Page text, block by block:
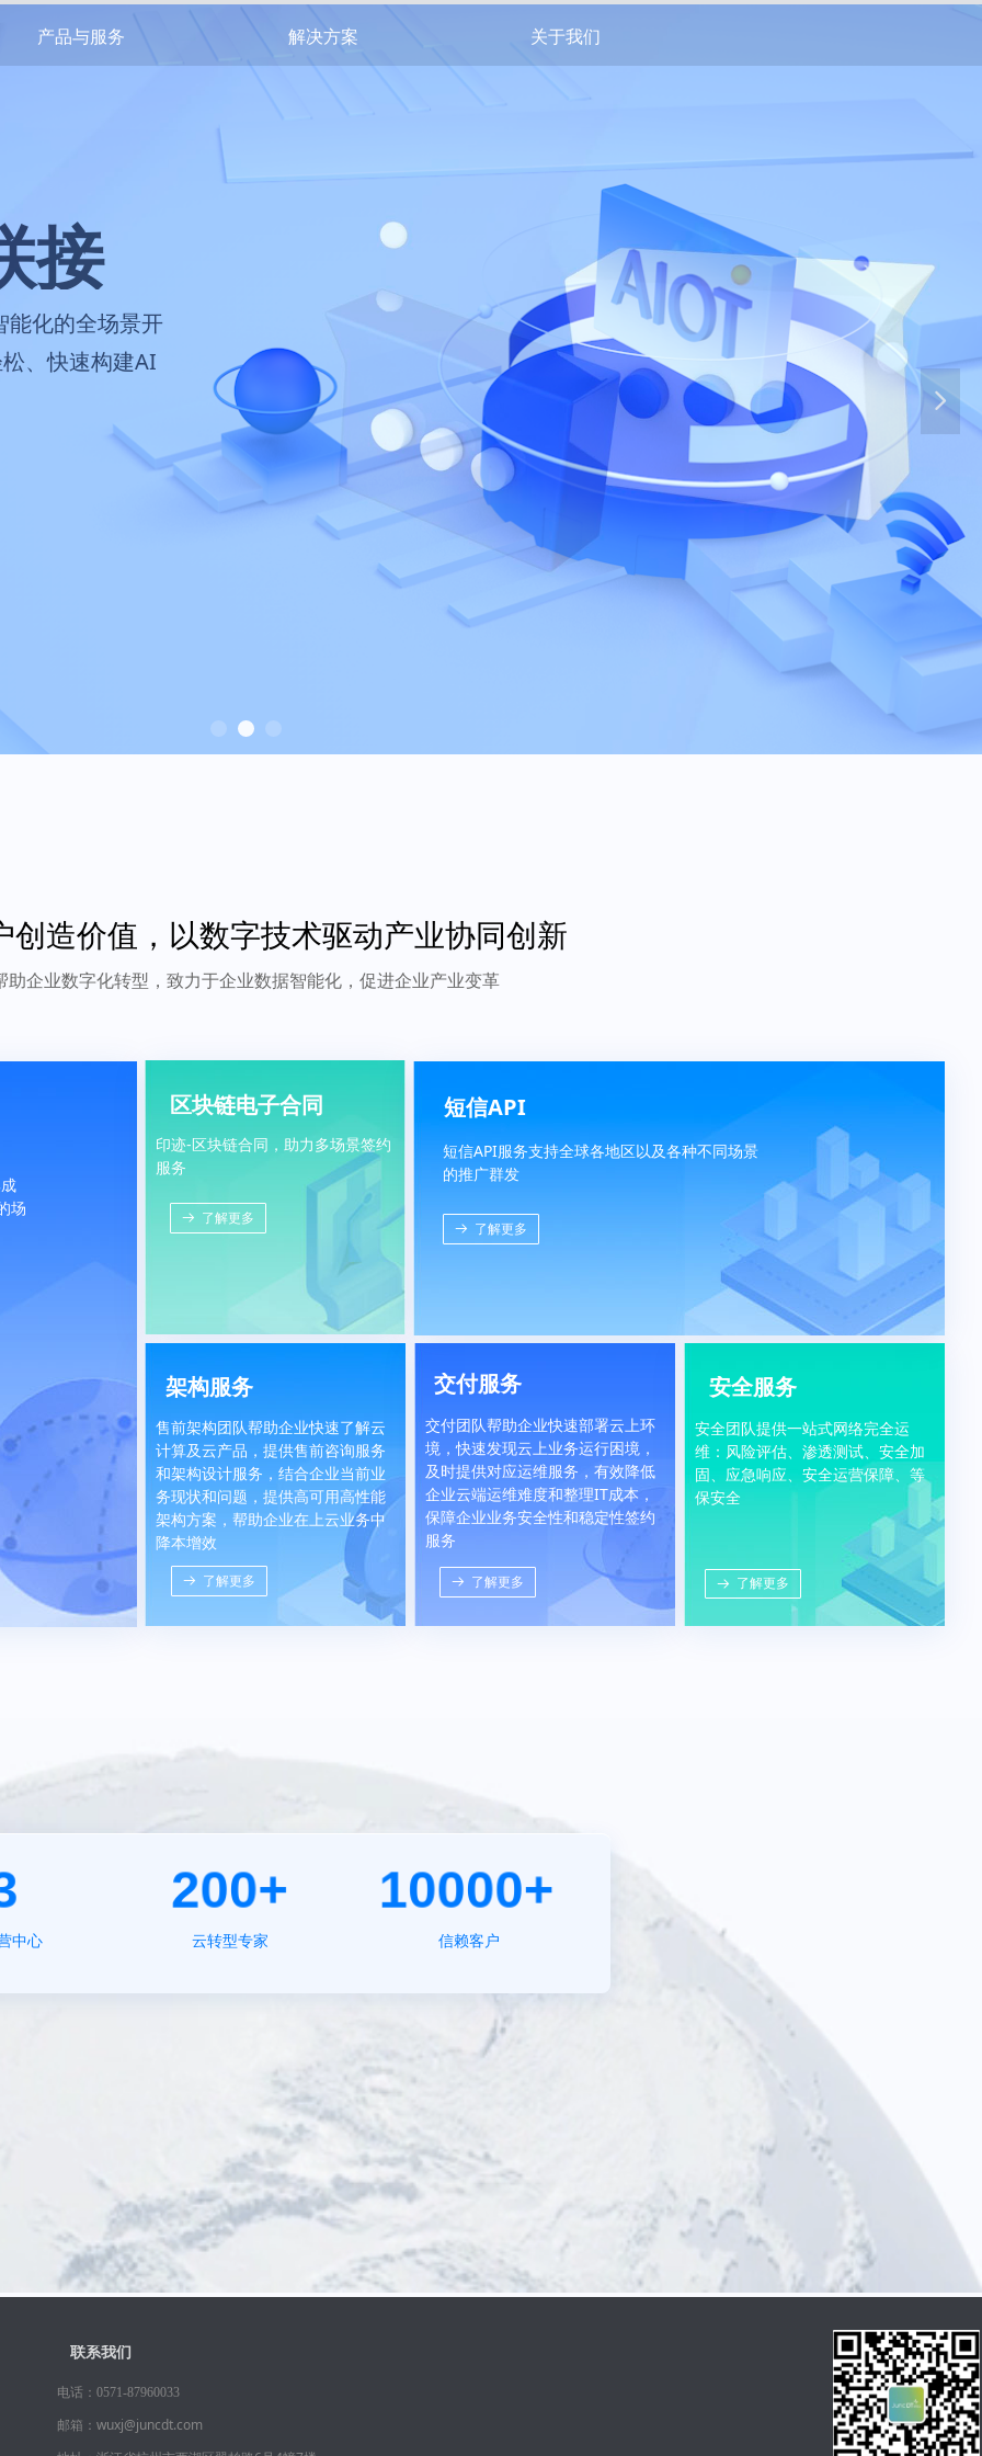
产品与服务 解决方案 关于我们
넲
创造价值，以数字技术驱动产业协同创新
助企业数字化转型，致力于企业数据智能化，促进企业产业变革
场
区块链电子合同
印迹-区块链合同，助力多场景签约
服务
뀠 了解更多
架构服务
售前架构团队帮助企业快速了解云
计算及云产品，提供售前咨询服务
和架构设计服务，结合企业当前业
务现状和问题，提供高可用高性能
架构方案，帮助企业在上云业务中
降本增效
뀠 了解更多
交付服务
交付团队帮助企业快速部署云上环
境，快速发现云上业务运行困境，
及时提供对应运维服务，有效降低
企业云端运维难度和整理IT成本，
保障企业业务安全性和稳定性签约
服务
뀠 了解更多
安全服务
安全团队提供一站式网络完全运
维：风险评估、渗透测试、安全加
固、应急响应、安全运营保障、等
保安全
뀠 了解更多
短信API
短信API服务支持全球各地区以及各种不同场景
的推广群发
뀠 了解更多
中心 云转型专家
200+
信赖客户
10000+
电话： 0571-87960033
邮箱：wuxj@juncdt.com
联系我们